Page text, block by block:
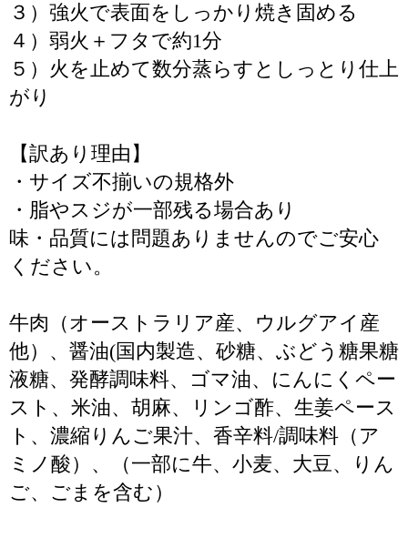
３）強火で表面をしっかり焼き固める
４）弱火＋フタで約1分
５）火を止めて数分蒸らすとしっとり仕上
がり
【訳あり理由】
・サイズ不揃いの規格外
・脂やスジが一部残る場合あり
味・品質には問題ありませんのでご安心
ください。
牛肉（オーストラリア産、ウルグアイ産
他）、醤油(国内製造、砂糖、ぶどう糖果糖
液糖、発酵調味料、ゴマ油、にんにくペー
スト、米油、胡麻、リンゴ酢、生姜ペース
ト、濃縮りんご果汁、香辛料/調味料（ア
ミノ酸）、（一部に牛、小麦、大豆、りん
ご、ごまを含む）